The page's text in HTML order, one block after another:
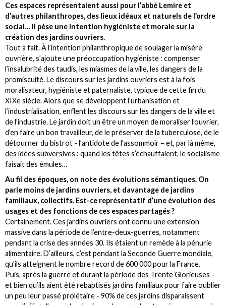
Ces espaces représentaient aussi pour l’abbé Lemire et
d’autres philanthropes, des lieux idéaux et naturels de l’ordre
social… Il pèse une intention hygiéniste et morale sur la
création des jardins ouvriers.
Tout à fait. À l’intention philanthropique de soulager la misère
ouvrière, s’ajoute une préoccupation hygiéniste : compenser
l’insalubrité des taudis, les miasmes de la ville, les dangers de la
promiscuité. Le discours sur les jardins ouvriers est à la fois
moralisateur, hygiéniste et paternaliste, typique de cette fin du
XIXe siècle. Alors que se développent l’urbanisation et
l’industrialisation, enflent les discours sur les dangers de la ville et
de l’industrie. Le jardin doit un être un moyen de moraliser l’ouvrier,
d’en faire un bon travailleur, de le préserver de la tuberculose, de le
détourner du bistrot - l’antidote de l’assommoir – et, par là même,
des idées subversives : quand les têtes s’échauffaient, le socialisme
faisait des émules…
Au fil des époques, on note des évolutions sémantiques. On
parle moins de jardins ouvriers, et davantage de jardins
familiaux, collectifs. Est-ce représentatif d’une évolution des
usages et des fonctions de ces espaces partagés ?
Certainement. Ces jardins ouvriers ont connu une extension
massive dans la période de l’entre-deux-guerres, notamment
pendant la crise des années 30. Ils étaient un remède à la pénurie
alimentaire. D’ailleurs, c’est pendant la Seconde Guerre mondiale,
qu’ils atteignent le nombre record de 600 000 pour la France.
Puis, après la guerre et durant la période des Trente Glorieuses -
et bien qu’ils aient été rebaptisés jardins familiaux pour faire oublier
un peu leur passé prolétaire - 90% de ces jardins disparaissent